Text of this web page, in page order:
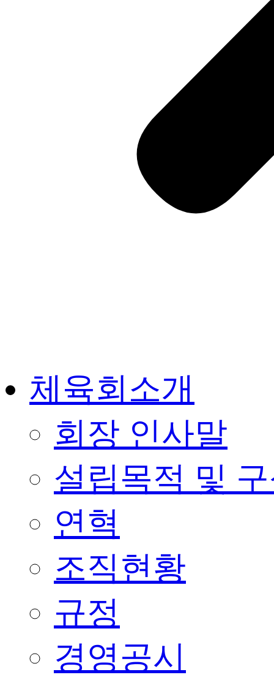
체육회소개
회장 인사말
설립목적 및
연혁
조직현황
규정
경영공시